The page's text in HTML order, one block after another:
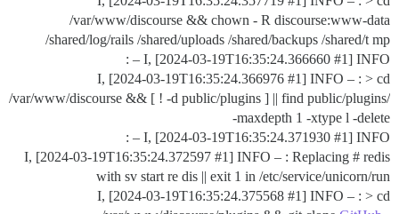
/var/www/discourse && chown - R discourse:www-data
/shared/log/rails /shared/uploads /shared/backups /shared/t mp
I, [2024-03-19T16:35:24.366660 #1] INFO – :
I, [2024-03-19T16:35:24.366976 #1] INFO – : > cd
/var/www/discourse && [ ! -d public/plugins ] || find public/plugins/
-maxdepth 1 -xtype l -delete
I, [2024-03-19T16:35:24.371930 #1] INFO – :
I, [2024-03-19T16:35:24.372597 #1] INFO – : Replacing # redis
with sv start re dis || exit 1 in /etc/service/unicorn/run
I, [2024-03-19T16:35:24.375568 #1] INFO – : > cd